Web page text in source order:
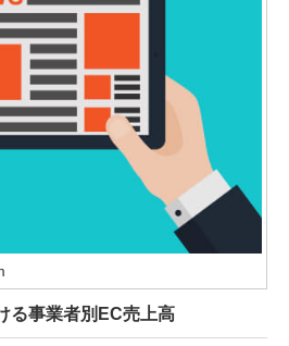
る事業者別EC売上高